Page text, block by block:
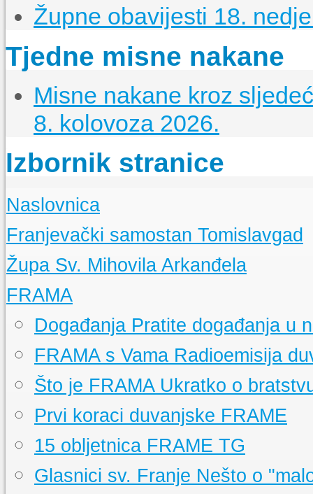
Župne obavijesti 18.
Tjedne misne nakane
Misne nakane kroz
8. kolovoza 2026.
Izbornik stranice
Naslovnica
Franjevački samostan Tomislavgad
Kršćanstvo na duvanjskom području
Izgradnja samostana u Tomislavgradu
Samostanski arhiv
Župa Sv. Mihovila Arkanđela
Povijest Župe
Filijalne crkve
Ministranti i čitači
Župne obavijesti
Misne nakane
Dobro je znatiUkratko o svetim sakramentima
FRAMA
Događanja Pratite događanja u
FRAMA s Vama Radioemisija
Što je FRAMA Ukratko o
Prvi koraci duvanjske FRAME
15 obljetnica FRAME TG
Glasnici sv. Franje Nešto o